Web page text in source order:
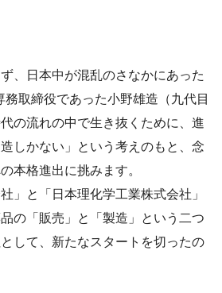
、日本中が混乱のさなかにあった
取締役であった小野雄造（九代目
の流れの中で生き抜くために、進
しかない」という考えのもと、念
本格進出に挑みます。
」と「日本理化学工業株式会社」
の「販売」と「製造」という二つ
して、新たなスタートを切ったの